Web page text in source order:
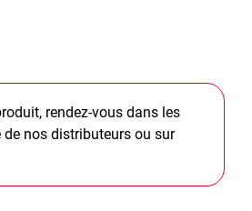
rendez-vous dans les
de nos distributeurs ou sur